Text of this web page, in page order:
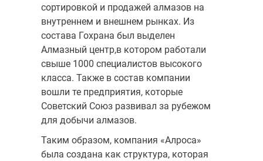
сортировкой и продажей алмазов на
внутреннем и внешнем рынках. Из
состава Гохрана был выделен
Алмазный центр,в котором работали
свыше 1000 специалистов высокого
класса. Также в состав компании
вошли те пред­приятия, которые
Советский Союз развивал за рубежом
для добычи алмазов.
Таким образом, компания «Алроса»
была создана как структура, которая